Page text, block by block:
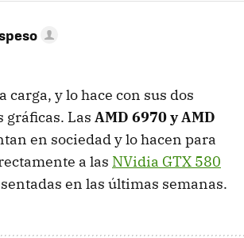
carga, y lo hace con sus dos
gráficas. Las AMD 6970 yAMD
en sociedad y lo hacen para
a las NVidia GTX 580
en las últimas semanas.